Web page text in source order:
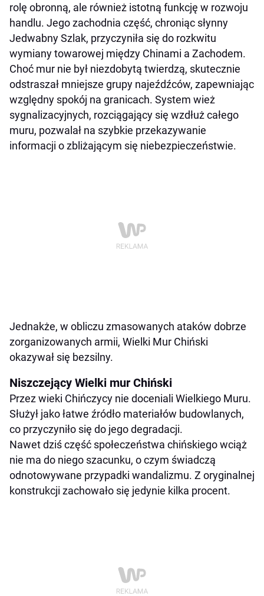
rolę obronną, ale również istotną funkcję w rozwoju
handlu. Jego zachodnia część, chroniąc słynny
Jedwabny Szlak, przyczyniła się do rozkwitu
wymiany towarowej między Chinami a Zachodem.
Choć mur nie był niezdobytą twierdzą, skutecznie
odstraszał mniejsze grupy najeźdźców, zapewniając
względny spokój na granicach. System wież
sygnalizacyjnych, rozciągający się wzdłuż całego
muru, pozwalał na szybkie przekazywanie
informacji o zbliżającym się niebezpieczeństwie.
Jednakże, w obliczu zmasowanych ataków dobrze
zorganizowanych armii, Wielki Mur Chiński
okazywał się bezsilny.
Niszczejący Wielki mur Chiński
Przez wieki Chińczycy nie doceniali Wielkiego Muru.
Służył jako łatwe źródło materiałów budowlanych,
co przyczyniło się do jego degradacji.
Nawet dziś część społeczeństwa chińskiego wciąż
nie ma do niego szacunku, o czym świadczą
odnotowywane przypadki wandalizmu. Z oryginalnej
konstrukcji zachowało się jedynie kilka procent.